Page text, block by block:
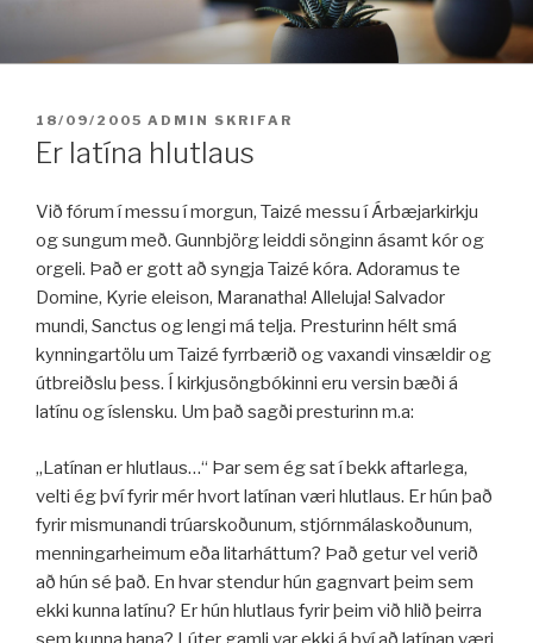
efni
BIRT:
18/09/2005 ADMIN SKRIFAR
Er latína hlutlaus
Við fórum í messu í morgun, Taizé messu í Árbæjarkirkju
og sungum með. Gunnbjörg leiddi sönginn ásamt kór og
orgeli. Það er gott að syngja Taizé kóra. Adoramus te
Domine, Kyrie eleison, Maranatha! Alleluja! Salvador
mundi, Sanctus og lengi má telja. Presturinn hélt smá
kynningartölu um Taizé fyrrbærið og vaxandi vinsældir og
útbreiðslu þess. Í kirkjusöngbókinni eru versin bæði á
latínu og íslensku. Um það sagði presturinn m.a:
„Latínan er hlutlaus…“ Þar sem ég sat í bekk aftarlega,
velti ég því fyrir mér hvort latínan væri hlutlaus. Er hún það
fyrir mismunandi trúarskoðunum, stjórnmálaskoðunum,
menningarheimum eða litarháttum? Það getur vel verið
að hún sé það. En hvar stendur hún gagnvart þeim sem
ekki kunna latínu? Er hún hlutlaus fyrir þeim við hlið þeirra